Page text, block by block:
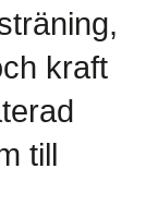
kraft
till